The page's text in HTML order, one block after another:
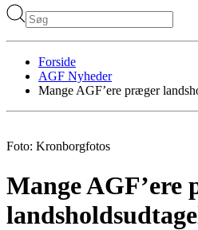
Forside
AGF Nyheder
Mange AGF’ere præger
Foto: Kronborgfotos
Mange AGF’ere